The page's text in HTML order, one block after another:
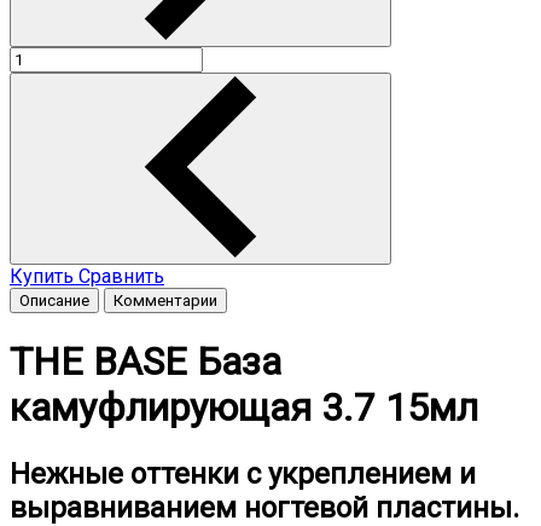
Купить Сравнить
Описание Комментарии
THE BASE База
камуфлирующая 3.7 15мл
Нежные оттенки с укреплением и
выравниванием ногтевой пластины.